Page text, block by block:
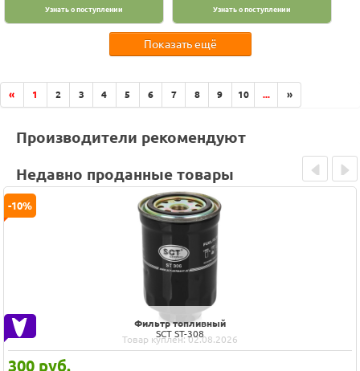
Узнать о поступлении Узнать о поступлении
Показать ещё
« 1 2 3 4 5 6 7 8 9 10 ... »
Производители рекомендуют
Недавно проданные товары
Фильтр топливный
SCT SТ-308
Товар куплен: 02.08.2026
300 руб.
-10%
Prev Next